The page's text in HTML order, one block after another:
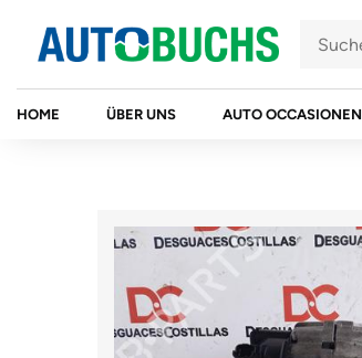
Inhalt
springen
HOME ÜBER UNS AUTO OCCASIONEN